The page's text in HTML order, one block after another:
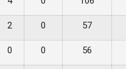
2 0 57
0 0 56